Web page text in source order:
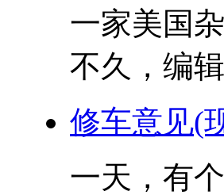
一家美国
不久，编
修车意见(
一天，有